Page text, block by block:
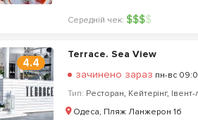
Середній чек: $$$$
4.4
Terrace. Sea View
зачинено зараз пн-вс
Тип: Ресторан, Кейтерінг,
Одеса, Пляж Ланжерон 1б